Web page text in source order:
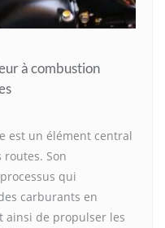
à combustion
est un élément central
Son
qui
carburants en
ainsi de propulser les